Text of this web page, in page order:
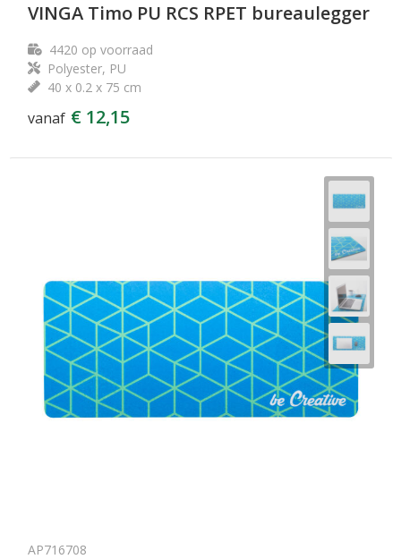
VINGA Timo PU RCS RPET bureaulegger
4420 op voorraad
Polyester, PU
40 x 0.2 x 75 cm
vanaf € 12,15
AP716708